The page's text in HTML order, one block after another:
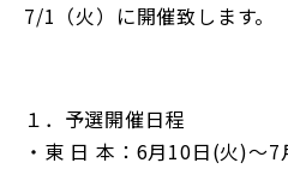
7/1（火）に開催致します。
１．予選開催日程
・東 日 本：6月10日(火)～